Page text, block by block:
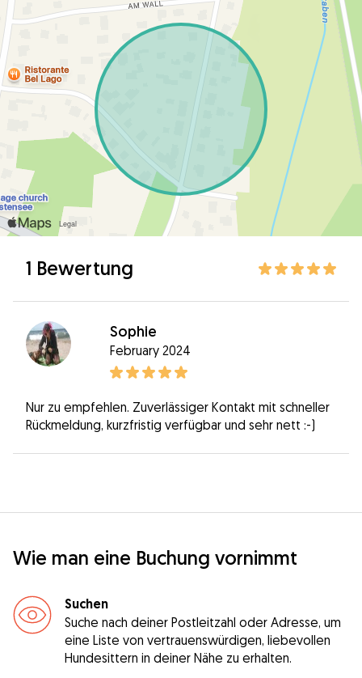
1 Bewertung
Sophie
February 2024
Nur zu empfehlen. Zuverlässiger Kontakt mit schneller
Rückmeldung, kurzfristig verfügbar und sehr nett :-)
Wie man eine Buchung vornimmt
Suchen
Suche nach deiner Postleitzahl oder Adresse, um
eine Liste von vertrauenswürdigen, liebevollen
Hundesittern in deiner Nähe zu erhalten.